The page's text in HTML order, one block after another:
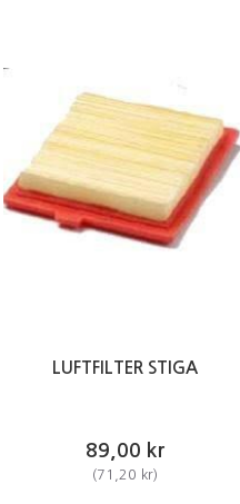
LUFTFILTER STIGA
89,00 kr
(71,20 kr)